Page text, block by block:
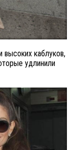
высоких каблуков,
удлинили